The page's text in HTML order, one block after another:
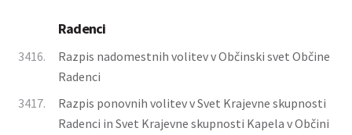
Radenci
3416.
Razpis nadomestnih volitev v Občinski svet Občine
Radenci
3417.
Razpis ponovnih volitev v Svet Krajevne skupnosti
Radenci in Svet Krajevne skupnosti Kapela v Občini